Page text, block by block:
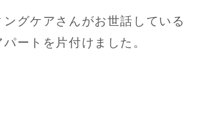
グケアさんがお世話している
ートを片付けました。